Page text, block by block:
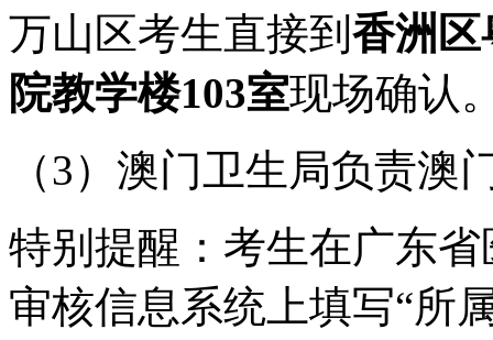
万山区考生直接到 香洲区
院教学楼103室现场确认
（3）澳门卫生局负责
特别提醒：考生在广东
审核信息系统上填写“所